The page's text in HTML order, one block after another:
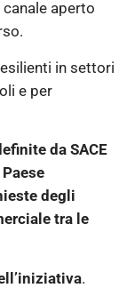
aperto
in settori
e per
da SACE
degli
tra le
.